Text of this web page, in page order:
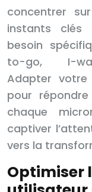
concentrer
instants clés
besoin
to-go, I-
Adapter
pour
chaque
captiver
vers la
Optimiser